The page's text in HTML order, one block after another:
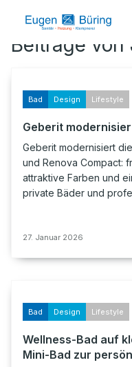
Beiträge
Bad Design Lifestyle
Geberit
Geberit modernisiert
und Renova Compact:
attraktive Farben und
private Bäder und
27. Januar 2026
Bad Design Lifestyle
Wellness-Bad auf
Mini-Bad zur